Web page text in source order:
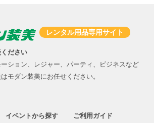
レンタル用品専用サイト
ださい
ション、レジャー、パーティ、ビジネスなど
モダン装美にお任せください。
イベントから探す ご利用ガイド